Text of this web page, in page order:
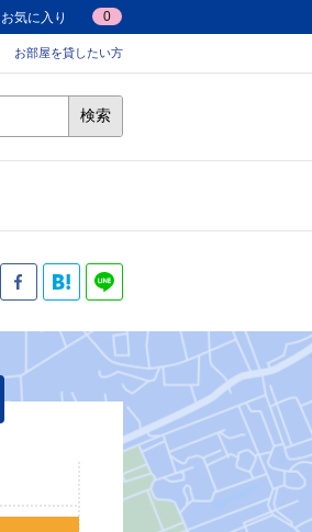
お気に入り 0
お部屋を貸したい方
検索